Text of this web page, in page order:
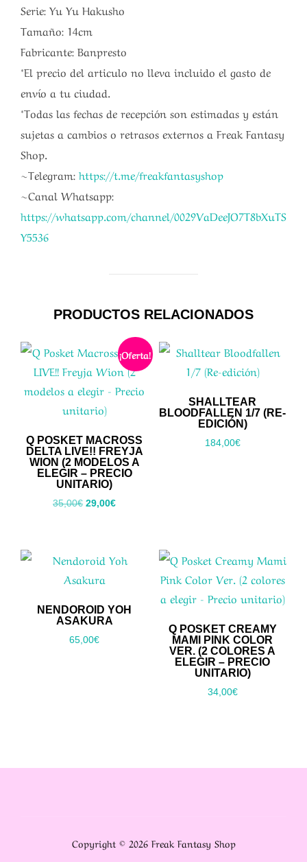
Serie: Yu Yu Hakusho
Tamaño: 14cm
Fabricante: Banpresto
*El precio del articulo no lleva incluido el gasto de
envío a tu ciudad.
*Todas las fechas de recepción son estimadas y están
sujetas a cambios o retrasos externos a Freak Fantasy
Shop.
~Telegram: https://t.me/freakfantasyshop
~Canal Whatsapp:
https://whatsapp.com/channel/0029VaDeeJO7T8bXuTS
Y5536
PRODUCTOS RELACIONADOS
¡Oferta!
Q POSKET MACROSS
DELTA LIVE!! FREYJA
WION (2 MODELOS A
ELEGIR – PRECIO
UNITARIO)
35,00€ El
35,00€.
29,00€El
29,00€.
SHALLTEAR
BLOODFALLEN 1/7 (RE-
EDICIÓN)
184,00€
NENDOROID YOH
ASAKURA
65,00€
Q POSKET CREAMY
MAMI PINK COLOR
VER. (2 COLORES A
ELEGIR – PRECIO
UNITARIO)
34,00€
Copyright © 2026 Freak Fantasy Shop